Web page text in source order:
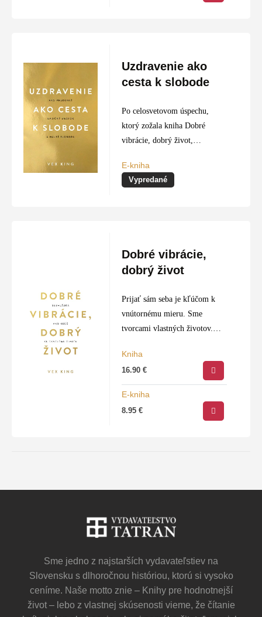
Uzdravenie ako
cesta k slobode
Po celosvetovom úspechu,
ktorý zožala kniha Dobré
vibrácie, dobrý život,
King v šírení pozitívnej energie
a umenia sebalásky. So svojimi
E-kniha
Vypredané
Dobré vibrácie,
dobrý život
Prijať sám seba je kľúčom k
vnútornému mieru. Sme
tvorcami vlastných životov.
Ak si zvolíme správnu cestu,
môžeme dospieť k cieľu. Vex
King prekonal mnoho…
Kniha
16.90€
E-kniha
8.95€
Sme jedno z najstarších vydavateľstiev na
Slovensku s dlhoročnou históriou, ktorú si vysoko
ceníme. Naše motto znie – Knihy pre hodnotnejší
život – lebo z vlastnej skúsenosti vieme, že čítanie